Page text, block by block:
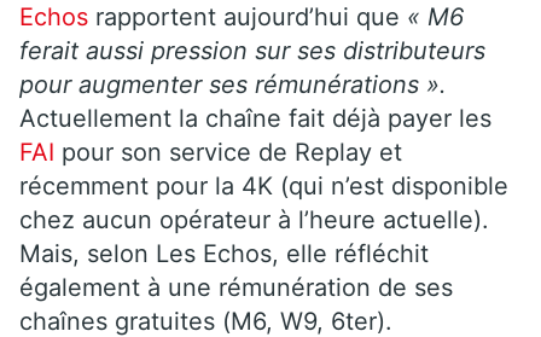
Echos rapportent aujourd’hui que « M6
ferait aussi pression sur ses distributeurs
pour augmenter ses rémunérations ».
Actuellement la chaîne fait déjà payer les
FAI pour son service de Replay et
récemment pour la 4K (qui n’est disponible
chez aucun opérateur à l’heure actuelle).
Mais, selon Les Echos, elle réfléchit
également à une rémunération de ses
chaînes gratuites (M6, W9, 6ter).